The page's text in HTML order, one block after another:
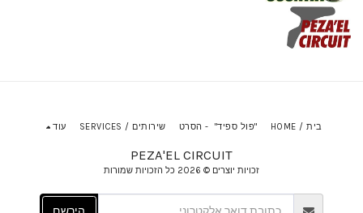
PEZA'EL CIRCUIT
זכויות יוצרים © 2026 כל הזכויות שמורות
בית / HOME "פול ספיד" - הסרט שירותים / SERVICES עוד